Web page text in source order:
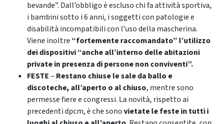
bevande”. Dall’obbligo è escluso chi fa attività sportiva,
i bambini sotto i 6 anni, i soggetti con patologie e
disabilità incompatibili con l’uso della mascherina.
Viene inoltre“fortemente raccomandato” l’utilizzo
dei dispositivi “anche all’interno delle abitazioni
private in presenza di persone non conviventi”.
FESTE– Restano chiuse le sale da ballo e
discoteche, all’aperto o al chiuso, mentre sono
permesse fiere e congressi. La novità, rispetto ai
precedenti dpcm, è che sonovietate le feste in tutti i